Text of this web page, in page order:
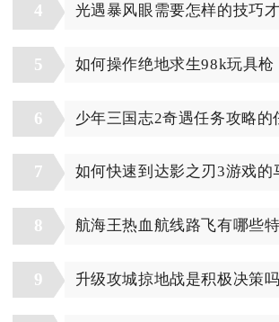
4 光遇暴风眼需要怎样的技巧
5 如何操作绝地求生98k玩具枪
6
7 如何快速到达影之刃3游戏的
8 航海王热血航线路飞有哪些
9 升级攻城掠地战是积极决策吗